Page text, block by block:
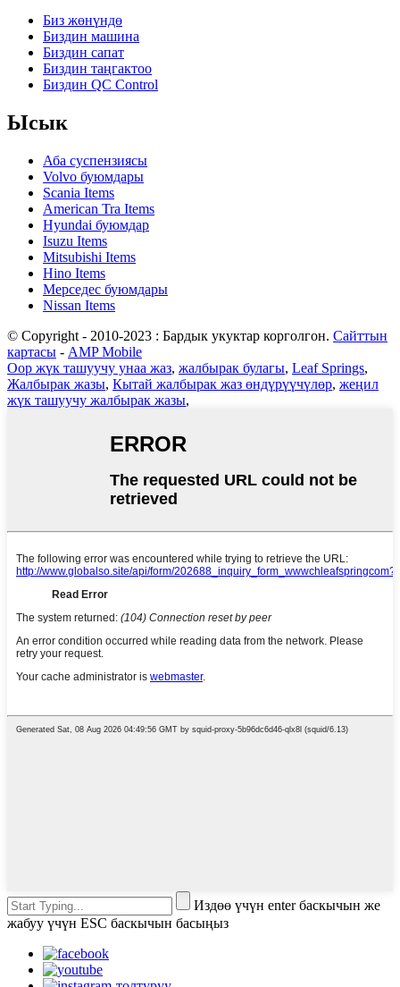
Биз жөнүндө
Биздин машина
Биздин сапат
Биздин таңгактоо
Биздин QC Control
Ысык
Аба суспензиясы
Volvo буюмдары
Scania Items
American Tra Items
Hyundai буюмдар
Isuzu Items
Mitsubishi Items
Hino Items
Мерседес буюмдары
Nissan Items
© Copyright - 2010-2023 : Бардык укуктар корголгон. Сайттын
картасы - AMP Mobile
Оор жүк ташуучу унаа жаз, жалбырак булагы, Leaf Springs,
Жалбырак жазы, Кытай жалбырак жаз өндүрүүчүлөр, жеңил
жүк ташуучу жалбырак жазы,
Издөө үчүн enter баскычын же
жабуу үчүн ESC баскычын басыңыз